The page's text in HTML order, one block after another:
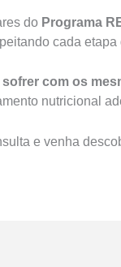
do Programa
cada
com os
nutricional
e venha